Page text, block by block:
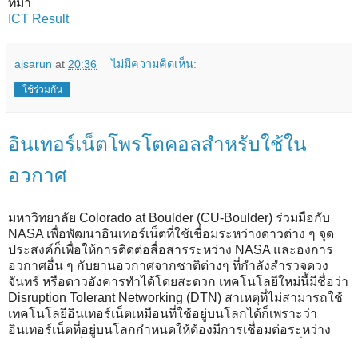
ที่มา
ICT Result
ajsarun at 20:36 ไม่มีความคิดเห็น:
ใช้ร่วมกัน
อินเทอร์เน็ตโพรโตคอลสำหรับใช้ใน
อวกาศ
มหาวิทยาลัย Colorado at Boulder (CU-Boulder) ร่วมมือกับ
NASA เพื่อพัฒนาอินเทอร์เน็ตที่ใช้เชื่อมระหว่างดาวต่าง ๆ จุด
ประสงค์ก็เพื่อให้การติดต่อสื่อสารระหว่าง NASA และองการ
อวกาศอื่น ๆ กับยานอวกาศจากชาติต่างๆ ที่กำลังสำรวจดวง
จันทร์ หรือดาวอังคารทำได้โดยสะดวก เทคโนโลยีใหม่นี้มีชื่อว่า
Disruption Tolerant Networking (DTN) สาเหตุที่ไม่สามารถใช้
เทคโนโลยีอินเทอร์เน็ตเหมือนที่ใช้อยู่บนโลกได้ก็เพราะว่า
อินเทอร์เน็ตที่อยู่บนโลกกำหนดให้ต้องมีการเชื่อมต่อระหว่าง